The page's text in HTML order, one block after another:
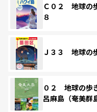
Ｃ０２ 地球の
８
Ｊ３３ 地球の
０２ 地球の
呂麻島（奄美